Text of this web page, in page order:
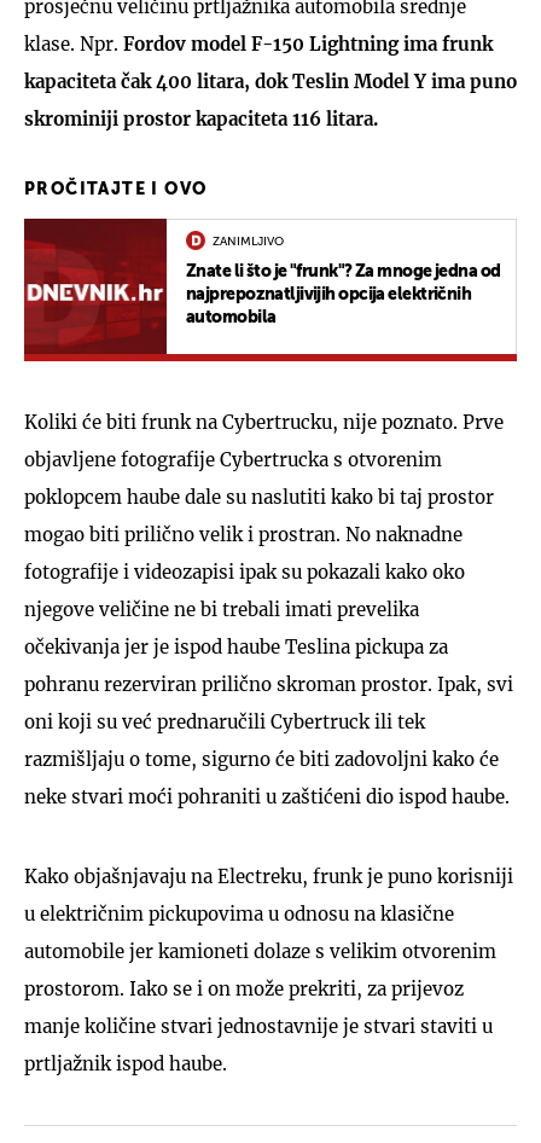
prosječnu veličinu prtljažnika automobila srednje
klase. Npr. Fordov model F-150 Lightning ima frunk
kapaciteta čak 400 litara, dok Teslin Model Y ima puno
skrominiji prostor kapaciteta 116 litara.
PROČITAJTE I OVO
ZANIMLJIVO
Znate li što je "frunk"? Za mnoge jedna od
najprepoznatljivijih opcija električnih
automobila
Koliki će biti frunk na Cybertrucku, nije poznato. Prve
objavljene fotografije Cybertrucka s otvorenim
poklopcem haube dale su naslutiti kako bi taj prostor
mogao biti prilično velik i prostran. No naknadne
fotografije i videozapisi ipak su pokazali kako oko
njegove veličine ne bi trebali imati prevelika
očekivanja jer je ispod haube Teslina pickupa za
pohranu rezerviran prilično skroman prostor. Ipak, svi
oni koji su već prednaručili Cybertruck ili tek
razmišljaju o tome, sigurno će biti zadovoljni kako će
neke stvari moći pohraniti u zaštićeni dio ispod haube.
Kako objašnjavaju na Electreku, frunk je puno korisniji
u električnim pickupovima u odnosu na klasične
automobile jer kamioneti dolaze s velikim otvorenim
prostorom. Iako se i on može prekriti, za prijevoz
manje količine stvari jednostavnije je stvari staviti u
prtljažnik ispod haube.